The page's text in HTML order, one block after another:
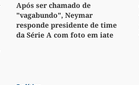
Após ser chamado de
"vagabundo", Neymar
responde presidente de time
da Série A com foto em iate